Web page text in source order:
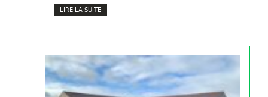
LIRE LA SUITE